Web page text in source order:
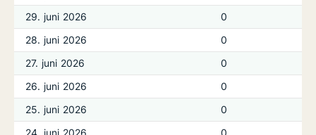
29. juni 2026
0
28. juni 2026
0
27. juni 2026
0
26. juni 2026
0
25. juni 2026
0
24. juni 2026
0